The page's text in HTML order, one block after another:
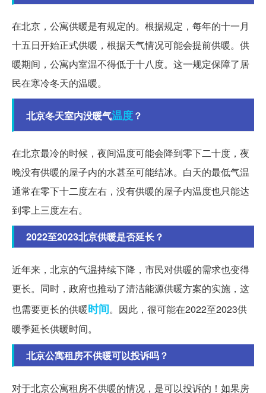
在北京，公寓供暖是有规定的。根据规定，每年的十一月
十五日开始正式供暖，根据天气情况可能会提前供暖。供
暖期间，公寓内室温不得低于十八度。这一规定保障了居
民在寒冷冬天的温暖。
北京冬天室内没暖气温度？
在北京最冷的时候，夜间温度可能会降到零下二十度，夜
晚没有供暖的屋子内的水甚至可能结冰。白天的最低气温
通常在零下十二度左右，没有供暖的屋子内温度也只能达
到零上三度左右。
2022至2023北京供暖是否延长？
近年来，北京的气温持续下降，市民对供暖的需求也变得
更长。同时，政府也推动了清洁能源供暖方案的实施，这
也需要更长的供暖时间。因此，很可能在2022至2023供
暖季延长供暖时间。
北京公寓租房不供暖可以投诉吗？
对于北京公寓租房不供暖的情况，是可以投诉的！如果房